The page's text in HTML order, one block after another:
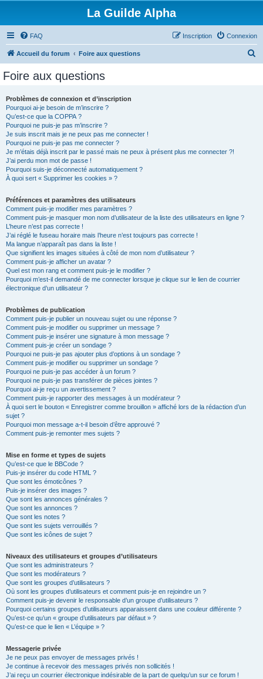
La Guilde Alpha
FAQ Connexion
Inscription
Accueil du forum Foire aux questions
Foire aux questions
Problèmes de connexion et d’inscription
Pourquoi ai-je besoin de m’inscrire ?
Qu’est-ce que la COPPA ?
Pourquoi ne puis-je pas m’inscrire ?
Je suis inscrit mais je ne peux pas me connecter !
Pourquoi ne puis-je pas me connecter ?
Je m’étais déjà inscrit par le passé mais ne peux à présent plus me connecter ?!
J’ai perdu mon mot de passe !
Pourquoi suis-je déconnecté automatiquement ?
À quoi sert « Supprimer les cookies » ?
Préférences et paramètres des utilisateurs
Comment puis-je modifier mes paramètres ?
Comment puis-je masquer mon nom d’utilisateur de la liste des utilisateurs en ligne ?
L’heure n’est pas correcte !
J’ai réglé le fuseau horaire mais l’heure n’est toujours pas correcte !
Ma langue n’apparaît pas dans la liste !
Que signifient les images situées à côté de mon nom d’utilisateur ?
Comment puis-je afficher un avatar ?
Quel est mon rang et comment puis-je le modifier ?
Pourquoi m’est-il demandé de me connecter lorsque je clique sur le lien de courrier
électronique d’un utilisateur ?
Problèmes de publication
Comment puis-je publier un nouveau sujet ou une réponse ?
Comment puis-je modifier ou supprimer un message ?
Comment puis-je insérer une signature à mon message ?
Comment puis-je créer un sondage ?
Pourquoi ne puis-je pas ajouter plus d’options à un sondage ?
Comment puis-je modifier ou supprimer un sondage ?
Pourquoi ne puis-je pas accéder à un forum ?
Pourquoi ne puis-je pas transférer de pièces jointes ?
Pourquoi ai-je reçu un avertissement ?
Comment puis-je rapporter des messages à un modérateur ?
À quoi sert le bouton « Enregistrer comme brouillon » affiché lors de la rédaction d’un
sujet ?
Pourquoi mon message a-t-il besoin d’être approuvé ?
Comment puis-je remonter mes sujets ?
Mise en forme et types de sujets
Qu’est-ce que le BBCode ?
Puis-je insérer du code HTML ?
Que sont les émoticônes ?
Puis-je insérer des images ?
Que sont les annonces générales ?
Que sont les annonces ?
Que sont les notes ?
Que sont les sujets verrouillés ?
Que sont les icônes de sujet ?
Niveaux des utilisateurs et groupes d’utilisateurs
Que sont les administrateurs ?
Que sont les modérateurs ?
Que sont les groupes d’utilisateurs ?
Où sont les groupes d’utilisateurs et comment puis-je en rejoindre un ?
Comment puis-je devenir le responsable d’un groupe d’utilisateurs ?
Pourquoi certains groupes d’utilisateurs apparaissent dans une couleur différente ?
Qu’est-ce qu’un « groupe d’utilisateurs par défaut » ?
Qu’est-ce que le lien « L’équipe » ?
Messagerie privée
Je ne peux pas envoyer de messages privés !
Je continue à recevoir des messages privés non sollicités !
J’ai reçu un courrier électronique indésirable de la part de quelqu’un sur ce forum !